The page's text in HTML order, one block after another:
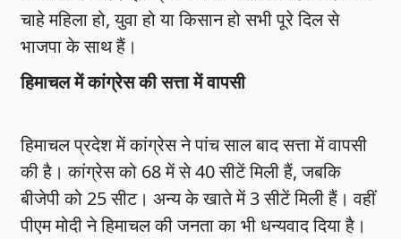
चाहे महिला हो, युवा हो या किसान हो सभी पूरे दिल से
भाजपा के साथ हैं।
हिमाचल में कांग्रेस की सत्ता में वापसी
हिमाचल प्रदेश में कांग्रेस ने पांच साल बाद सत्ता में वापसी
की है। कांग्रेस को 68 में से 40 सीटें मिली हैं, जबकि
बीजेपी को 25 सीट। अन्य के खाते में 3 सीटें मिली हैं। वहीं
पीएम मोदी ने हिमाचल की जनता का भी धन्यवाद दिया है।